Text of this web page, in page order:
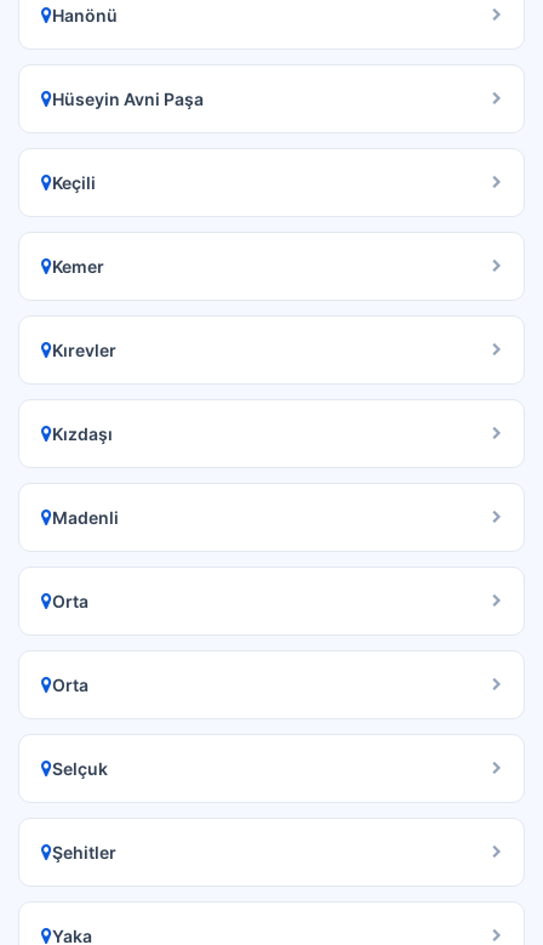
Hanönü
Hüseyin Avni Paşa
Keçili
Kemer
Kırevler
Kızdaşı
Madenli
Orta
Orta
Selçuk
Şehitler
Yaka